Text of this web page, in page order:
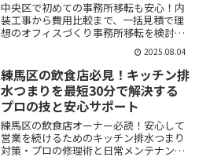
中央区で初めての事務所移転も安心！内
装工事から費用比較まで、一括見積で理
想のオフィスづくり事務所移転を検討し
ているけれど、「何から始めればいい
の？」「内装工事やレイアウトはどうし
たらよい？」「費用がどのくらいかかる
のか心配…」と、不安や疑問...
2025.08.04
練馬区の飲食店必見！キッチン排
水つまりを最短30分で解決する
プロの技と安心サポート
練馬区の飲食店オーナー必読！安心して
営業を続けるためのキッチン排水つまり
対策・プロの修理術と日常メンテナンス